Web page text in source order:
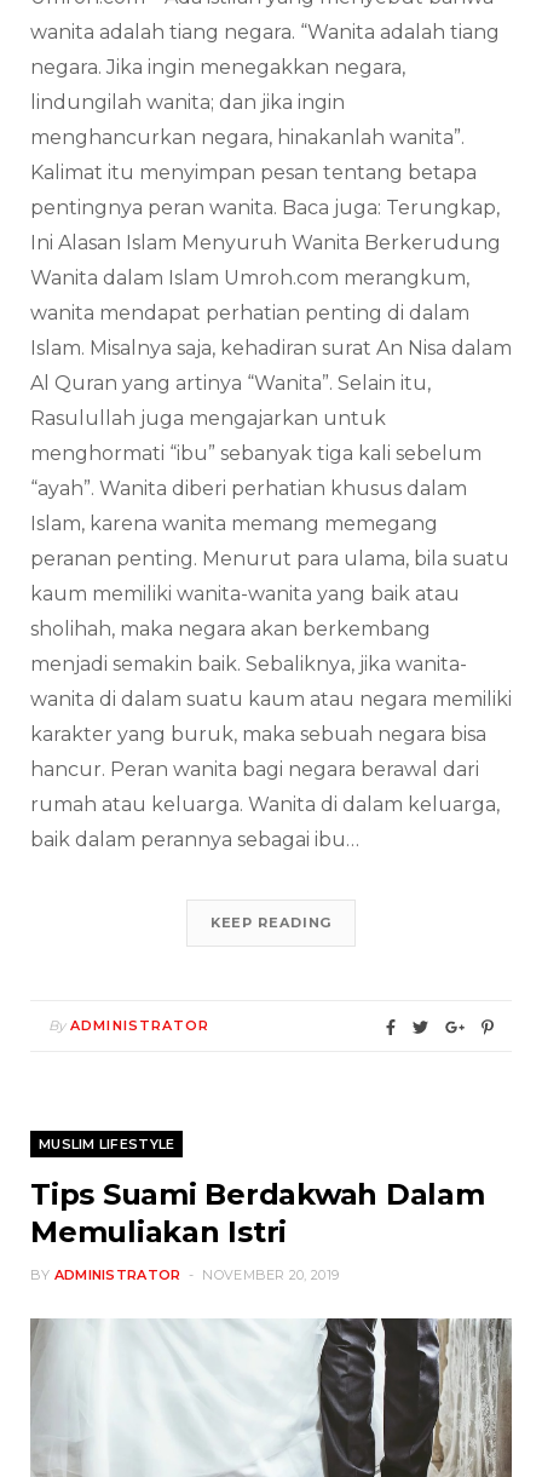
wanita adalah tiang negara. “Wanita adalah tiang
negara. Jika ingin menegakkan negara,
lindungilah wanita; dan jika ingin
menghancurkan negara, hinakanlah wanita”.
Kalimat itu menyimpan pesan tentang betapa
pentingnya peran wanita. Baca juga: Terungkap,
Ini Alasan Islam Menyuruh Wanita Berkerudung
Wanita dalam Islam Umroh.com merangkum,
wanita mendapat perhatian penting di dalam
Islam. Misalnya saja, kehadiran surat An Nisa dalam
Al Quran yang artinya “Wanita”. Selain itu,
Rasulullah juga mengajarkan untuk
menghormati “ibu” sebanyak tiga kali sebelum
“ayah”. Wanita diberi perhatian khusus dalam
Islam, karena wanita memang memegang
peranan penting. Menurut para ulama, bila suatu
kaum memiliki wanita-wanita yang baik atau
sholihah, maka negara akan berkembang
menjadi semakin baik. Sebaliknya, jika wanita-
wanita di dalam suatu kaum atau negara memiliki
karakter yang buruk, maka sebuah negara bisa
hancur. Peran wanita bagi negara berawal dari
rumah atau keluarga. Wanita di dalam keluarga,
baik dalam perannya sebagai ibu…
KEEP READING
By ADMINISTRATOR
MUSLIM LIFESTYLE
Tips Suami Berdakwah Dalam
Memuliakan Istri
BY ADMINISTRATOR NOVEMBER 20, 2019